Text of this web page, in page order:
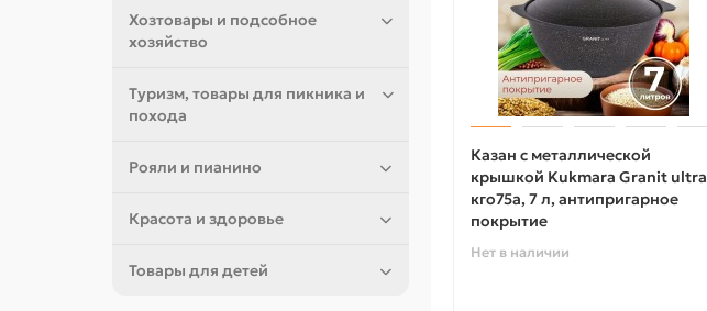
Хозтовары и подсобное
хозяйство
Туризм, товары для пикника и
похода
Рояли и пианино
Красота и здоровье
Товары для детей
Казан с металлической
крышкой Kukmara Granit ultra
кго75а, 7 л, антипригарное
покрытие
Нет в наличии